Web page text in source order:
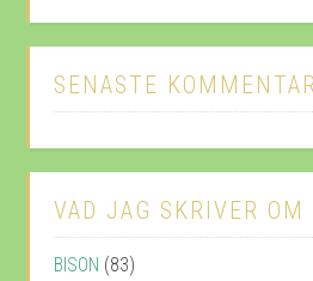
SENASTE
VAD JAG SKRIVER OM
BISON (83)